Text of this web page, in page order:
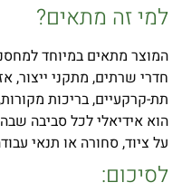
למי זה מתאים?
המוצר מתאים במיוחד
חדרי שרתים, מתקני ייצור,
תת-קרקעיים, בריכות
הוא אידיאלי לכל סביבה
על ציוד, סחורה או תנאי
לסיכום: